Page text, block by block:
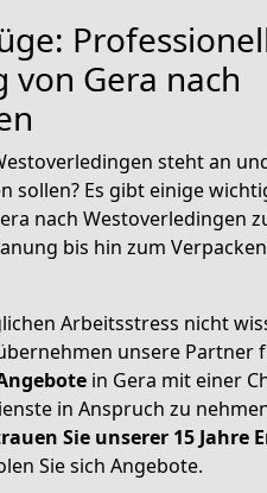
Gera nach
steht an
sollen? Es gibt einige
nach Westoverledingen
bis hin zum
Arbeitsstress nicht
unsere Partner
in Gera mit einer
in Anspruch zu
Sie unserer 15 Jahre
Sie sich Angebote.